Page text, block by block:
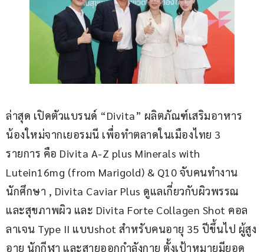
ล่าสุด เปิดตัวแบรนด์ “Divita” ผลิตภัณฑ์เสริมอาหาร
น้องใหม่จากเยอรมนี เพื่อทำตลาดในเมืองไทย 3
รายการ คือ Divita A-Z plus Minerals with
Lutein16mg (from Marigold) & Q10 จับคนทำงาน
นักศึกษา , Divita Caviar Plus ดูแลเกี่ยวกับผิวพรรณ
และสุขภาพผิว และ Divita Forte Collagen Shot คอล
ลาเจน Type II แบบshot สำหรับคนอายุ 35 ปีขึ้นไป ผู้สูง
อายุ นักกีฬา และสายออกกำลังกาย ตั้งเป้าหมายมียอด